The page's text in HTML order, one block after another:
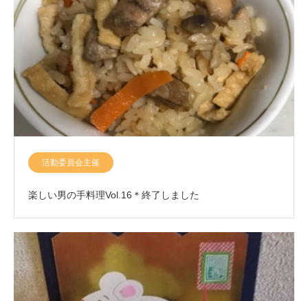
活動委員会主催
楽しい男の手料理Vol.16＊終了しました